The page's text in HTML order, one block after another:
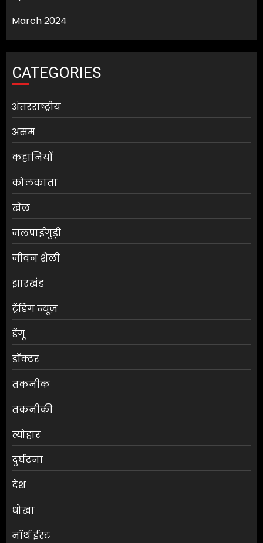
March 2024
CATEGORIES
अंतरराष्ट्रीय
असम
कहानियों
कोलकाता
खेल
जलपाईगुड़ी
जीवन शैली
झारखंड
ट्रेंडिंग न्यूज़
डेंगू
डॉक्टर
तकनीक
तकनीकी
त्योहार
दुर्घटना
देश
धोखा
नॉर्थ ईस्ट